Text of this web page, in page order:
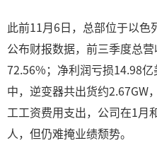
此前11月6日，总部位于以
公布财报数据，前三季度总
72.56%；净利润亏损14.98
中，逆变器共出货约2.67GW
工工资费用支出，公司在1月
人，但仍难掩业绩颓势。